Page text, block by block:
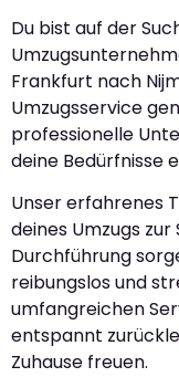
Du bist auf der
Frankfurt nach
Umzugsservice
professionelle
deine Bedürfnisse
Unser erfahrenes
deines Umzugs
Durchführung
reibungslos und
umfangreichen
entspannt
Zuhause freuen.